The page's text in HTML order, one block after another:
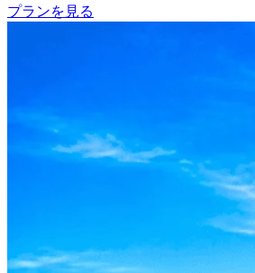
プランを見る